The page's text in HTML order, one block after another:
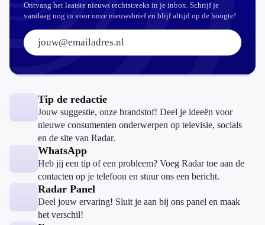
Ontvang het laatste nieuws rechtstreeks in je inbox. Schrijf je
vandaag nog in voor onze nieuwsbrief en blijf altijd op de hoogte!
E-mailadres:
Tip de redactie
Jouw suggestie, onze brandstof! Deel je ideeën voor
nieuwe consumenten onderwerpen op televisie, socials
en de site van Radar.
WhatsApp
Heb jij een tip of een probleem? Voeg Radar toe aan de
contacten op je telefoon en stuur ons een bericht.
Radar Panel
Deel jouw ervaring! Sluit je aan bij ons panel en maak
het verschil!